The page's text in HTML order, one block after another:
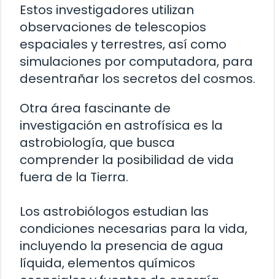
Estos investigadores utilizan
observaciones de telescopios
espaciales y terrestres, así como
simulaciones por computadora, para
desentrañar los secretos del cosmos.
Otra área fascinante de
investigación en astrofísica es la
astrobiología, que busca
comprender la posibilidad de vida
fuera de la Tierra.
Los astrobiólogos estudian las
condiciones necesarias para la vida,
incluyendo la presencia de agua
líquida, elementos químicos